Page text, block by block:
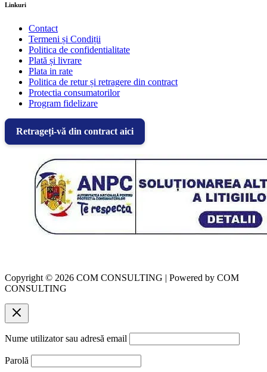
Linkuri
Contact
Termeni și Condiții
Politica de confidentialitate
Plată și livrare
Plata in rate
Politica de retur și retragere din contract
Protectia consumatorilor
Program fidelizare
Retrageți-vă din contract aici
Copyright © 2026 COM CONSULTING | Powered by COM
CONSULTING
Nume utilizator sau adresă email
Parolă